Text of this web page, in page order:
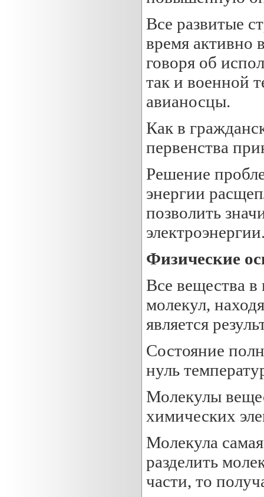
Все развитые
время активно
говоря об
так и военной
авианосцы.
Как в
первенства
Решение
энергии
позволить
Физические о
Все вещества в
молекул,
является
Состояние
нуль
Молекулы
химических
Молекула
разделить
части, то